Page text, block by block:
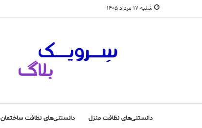
شنبه ۱۷ مرداد ۱۴۰۵
دانستنی‌های نظافت منزل دانستنی‌های نظافت ساختمان